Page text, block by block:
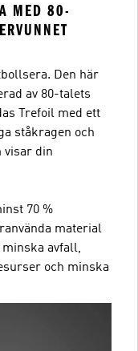
MED 80-
Den här
av 80-talets
Trefoil med ett
ståkragen och
visar din
70 %
material
avfall,
och minska